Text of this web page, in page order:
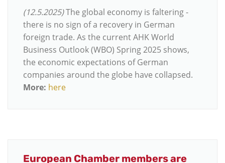
(12.5.2025)The global economy is faltering -
there is no sign of a recovery in German
foreign trade. As the current AHK World
Business Outlook (WBO) Spring 2025 shows,
the economic expectations of German
companies around the globe have collapsed.
More: here
European Chamber members are